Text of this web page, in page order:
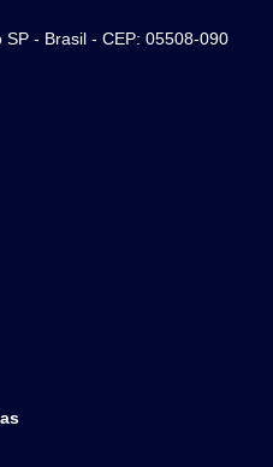
- Brasil - CEP: 05508-090